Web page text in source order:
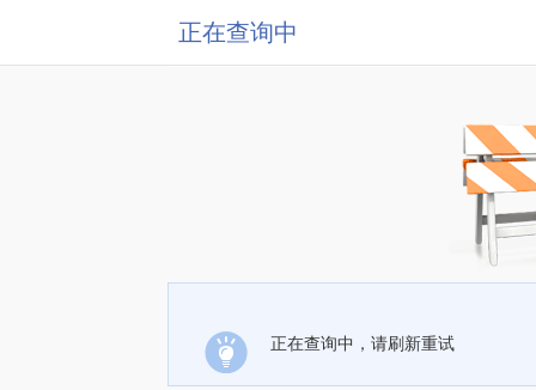
正在查询中
正在查询中，请刷新重试